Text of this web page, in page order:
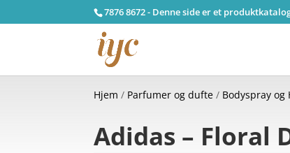
7876 8672 - Denne side er et
Hjem / Parfumer og dufte / Bodyspray og
Adidas – Floral